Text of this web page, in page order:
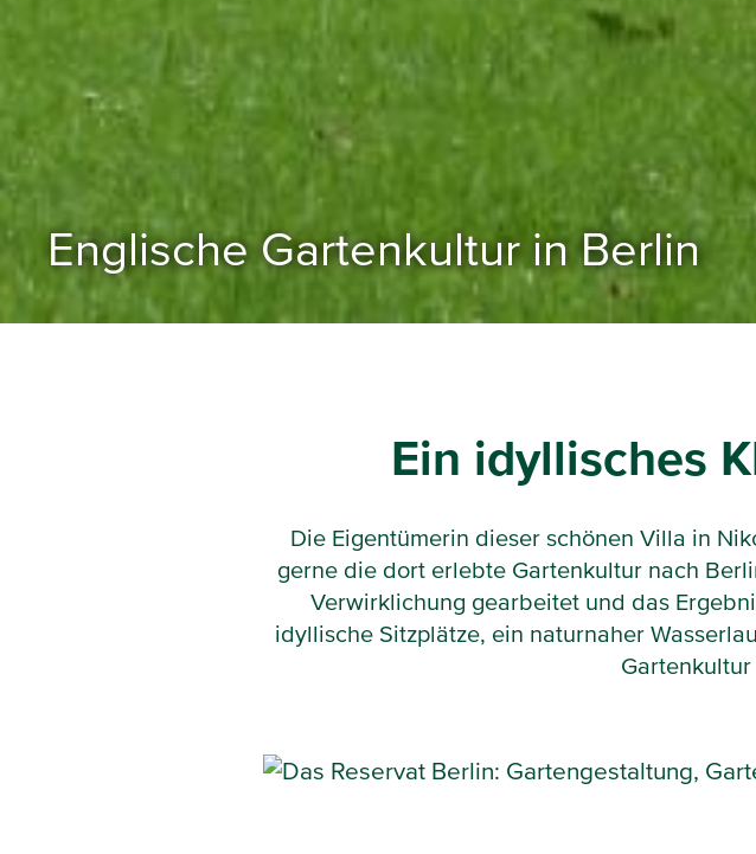
Englische Gartenkultur in Berlin
Ein idyllisches
Die Eigentümerin dieser schönen Villa in
gerne die dort erlebte Gartenkultur nach
Verwirklichung gearbeitet und das
idyllische Sitzplätze, ein naturnaher